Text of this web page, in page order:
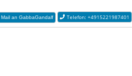
Mail an GabbaGandalf Telefon: +4915221987401